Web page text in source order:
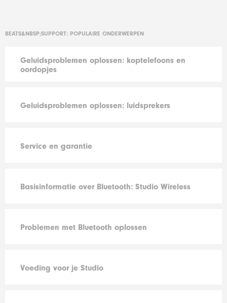
BEATS&NBSP;SUPPORT: POPULAIRE ONDERWERPEN
Geluidsproblemen oplossen: koptelefoons en
oordopjes
Geluidsproblemen oplossen: luidsprekers
Service en garantie
Basisinformatie over Bluetooth: Studio Wireless
Problemen met Bluetooth oplossen
Voeding voor je Studio